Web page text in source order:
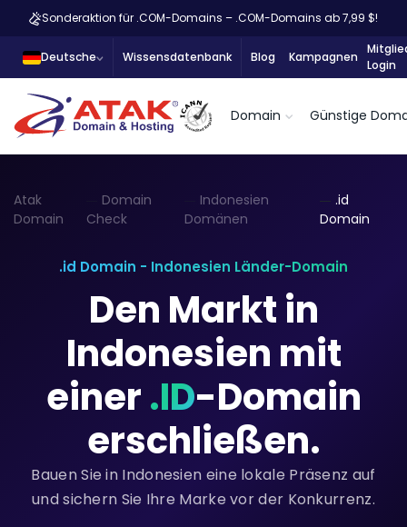
Sonderaktion für .COM-Domains – .COM-Domains ab 7,99 $!
Deutsche Wissensdatenbank Blog Kampagnen
Login
Domain Günstige
Atak
Domain
Domain
Check
Indonesien
Domänen
.id
Domain
.id Domain - Indonesien Länder-Domain
Den Markt in
Indonesien mit
einer.ID-Domain
erschließen.
Bauen Sie in Indonesien eine lokale Präsenz auf
und sichern Sie Ihre Marke vor der Konkurrenz.